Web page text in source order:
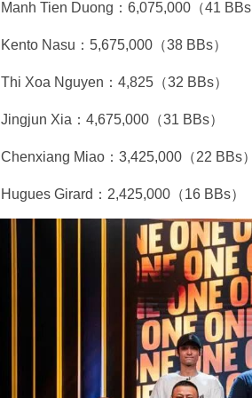
Manh Tien Duong ： 6,075,000 （41 BBs
Kento Nasu ： 5,675,000 （38 BBs）
Thi Xoa Nguyen ： 4,825 （32 BBs）
Jingjun Xia ： 4,675,000 （31 BBs）
Chenxiang Miao ： 3,425,000 （22 BBs
Hugues Girard ： 2,425,000 （16 BBs）